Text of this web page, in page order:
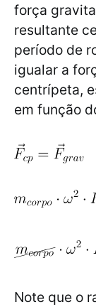
força
resultante
período de
igualar a
centrípeta,
em função
Note que o